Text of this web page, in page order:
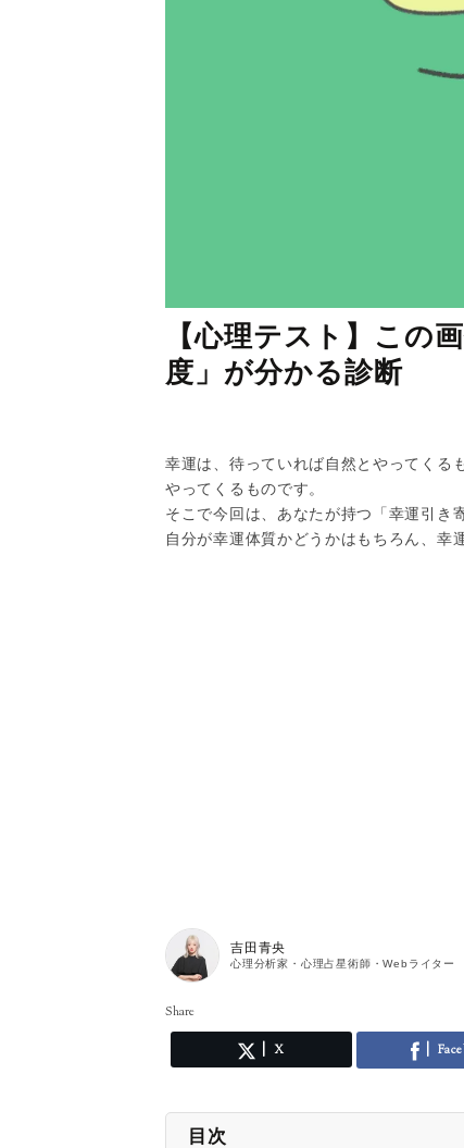
【心理テスト】この
度」が分かる診断
幸運は、待っていれば自然とやってくる
やってくるものです。
そこで今回は、あなたが持つ「幸運引き
自分が幸運体質かどうかはもちろん、幸
吉田青央
心理分析家・心理占星術師・Webライター
Share
X
目次